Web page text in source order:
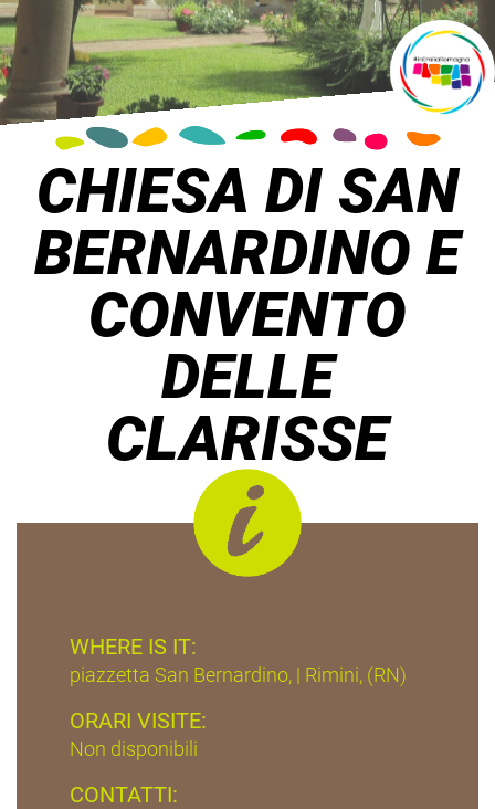
CHIESA DI SAN
BERNARDINO E
CONVENTO
DELLE
CLARISSE
WHERE IS IT:
piazzetta San Bernardino, | Rimini, (RN)
ORARI VISITE:
Non disponibili
CONTATTI: